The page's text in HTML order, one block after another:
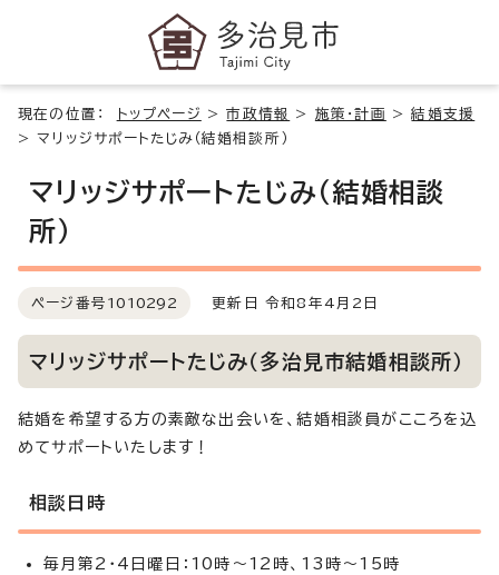
現在の位置： トップページ >市政情報 > 施策・計画 >結婚支援
>マリッジサポートたじみ（結婚相談所）
マリッジサポートたじみ（結婚相談
所）
ページ番号 1010292 更新日 令和8年4月2日
マリッジサポートたじみ（多治見市結婚相談所）
結婚を希望する方の素敵な出会いを、結婚相談員がこころを込
めてサポートいたします！
相談日時
毎月第2・4日曜日：10時～12時、13時～15時